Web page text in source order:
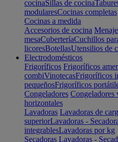
cocinaSillas de cocina
modularesCocinas completas
Cocinas a medida
Accesorios de cocina Menaje
mesaCuberteríaCuchillos
licoresBotellasUtensilios de
Electrodomésticos
Frigoríficos Frigoríficos
combiVinotecasFrigoríficos
pequeñosFrigoríficos
Congeladores Congeladores
horizontales
Lavadoras Lavadoras de
superiorLavadoras -
integrablesLavadoras por kg
Secadoras Lavadoras -